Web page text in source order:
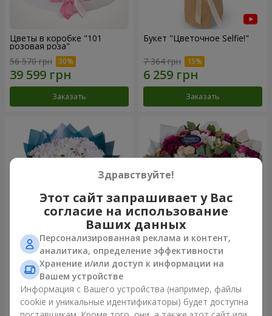
Цветы в коробке "101
розовая роза"
56 570 грн
Заказать
Букет "Цветочное Selfie!"
7 364 грн
Заказать
Букет "Яркие солнышки!"
4 374 грн
Заказать
Букет "Все для тебя...!"
Заказать
Здравствуйте!
Этот сайт запрашивает у Вас
согласие на использование
Ваших данных
Персонализированная реклама и контент,
аналитика, определение эффективности
Хранение и/или доступ к информации на
Вашем устройстве
Информация с Вашего устройства (например, файлы
cookie и уникальные идентификаторы) будет доступна